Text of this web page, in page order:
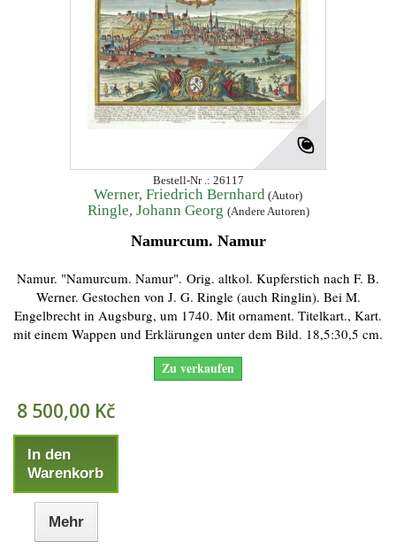
Bestell-Nr .: 26117
Werner, Friedrich Bernhard (Autor)
Ringle, Johann Georg (Andere Autoren)
Namurcum. Namur
Namur. "Namurcum. Namur". Orig. altkol. Kupferstich nach F. B.
Werner. Gestochen von J. G. Ringle (auch Ringlin). Bei M.
Engelbrecht in Augsburg, um 1740. Mit ornament. Titelkart., Kart.
mit einem Wappen und Erklärungen unter dem Bild. 18,5:30,5 cm.
Zu verkaufen
8 500,00 Kč
In den
Warenkorb
Mehr